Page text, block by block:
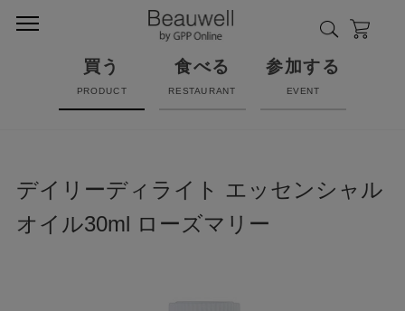
買う
PRODUCT
食べる
RESTAURANT
参加する
EVENT
デイリーディライト エッセンシャル
オイル30ml ローズマリー